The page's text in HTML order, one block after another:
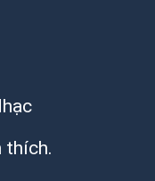
thích.